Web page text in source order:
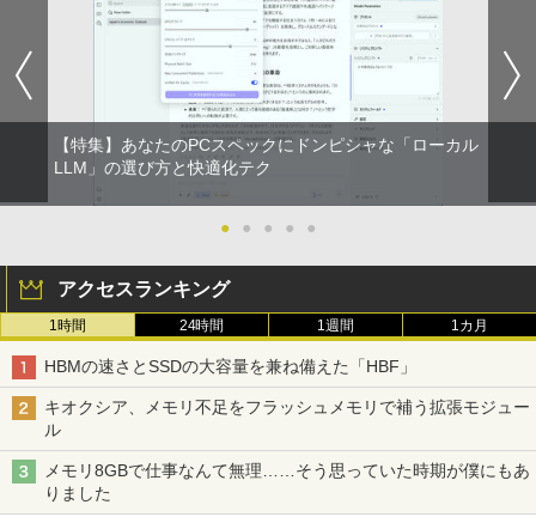
de 3〕／M！LK【沖縄・離島以外送料無
￥5,940
ふかふかダンジョン攻略記〜俺の異世界
転生冒険譚〜/ 20 【電子書籍】[ KAKER
U ]
軽量 ブルートゥースHi-Fi 最大36時間再生 ぶ
るーとゅーす コードレス ENCノイズキャン
セリング 自動ペアリング Type-C充電 マイク
付き 防水 タッチ式音量調整 スポーツ/通勤/通
学/WEB会議 6.0(オフホワイト)
￥2,599
Xiaomi シャオミ REDMI Buds 8 Lite ワイヤ
レスイヤホン Bluetooth 5.4 ノイズキャンセ
￥3,480
￥250
BUGS LIFE
￥250
強炭酸水 ペットボトル 500ミリリットル (Sm
art Basic)
￥1,625
コカ・コーラ やかんの麦茶 from 爽健美茶 ラ
ベルレス 650mlPET×24本
￥572
スーパーの裏でヤニ吸うふたり 9巻 (デジタル
版ビッグガンガンコミックス)
￥810
【特集】あなたのPCスペックにドンピシャな「ローカル
LLM」の選び方と快適化テク
● ● ● ● ●
アクセスランキング
1時間 24時間 1週間 1カ月
HBMの速さとSSDの大容量を兼ね備えた「HBF」
キオクシア、メモリ不足をフラッシュメモリで補う拡張モジュー
ル
メモリ8GBで仕事なんて無理……そう思っていた時期が僕にもあ
りました